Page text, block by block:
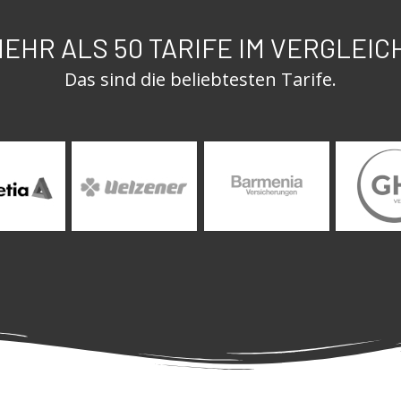
ALS 50 TARIFE IM
Das sind die beliebtesten Tarife.